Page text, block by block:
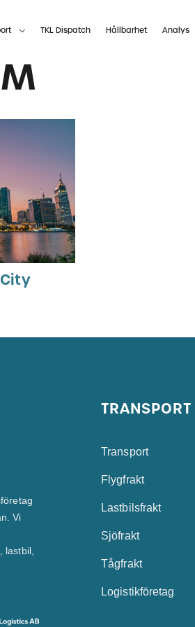
TKL Dispatch Hållbarhet Analys
Vi
TRANSPORT
Transport
Flygfrakt
Lastbilsfrakt
Sjöfrakt
Tågfrakt
Logistikföretag